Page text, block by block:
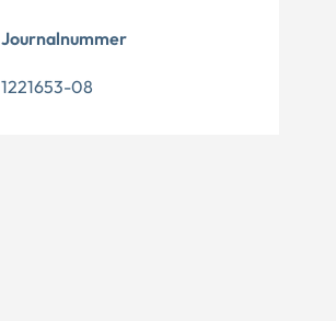
Journalnummer
1221653-08